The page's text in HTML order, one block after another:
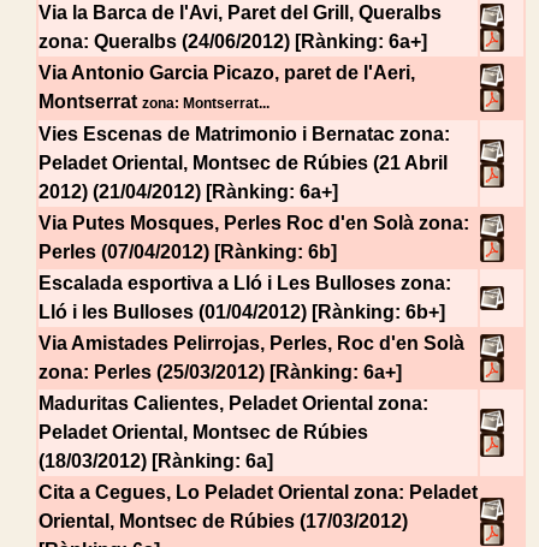
Via la Barca de l'Avi, Paret del Grill, Queralbs
zona: Queralbs (24/06/2012) [Rànking: 6a+]
Via Antonio Garcia Picazo, paret de l'Aeri,
Montserrat zona: Montserrat...
Vies Escenas de Matrimonio i Bernatac zona:
Peladet Oriental, Montsec de Rúbies (21 Abril
2012) (21/04/2012) [Rànking: 6a+]
Via Putes Mosques, Perles Roc d'en Solà zona:
Perles (07/04/2012) [Rànking: 6b]
Escalada esportiva a Lló i Les Bulloses zona:
Lló i les Bulloses (01/04/2012) [Rànking: 6b+]
Via Amistades Pelirrojas, Perles, Roc d'en Solà
zona: Perles (25/03/2012) [Rànking: 6a+]
Maduritas Calientes, Peladet Oriental zona:
Peladet Oriental, Montsec de Rúbies
(18/03/2012) [Rànking: 6a]
Cita a Cegues, Lo Peladet Oriental zona: Peladet
Oriental, Montsec de Rúbies (17/03/2012)